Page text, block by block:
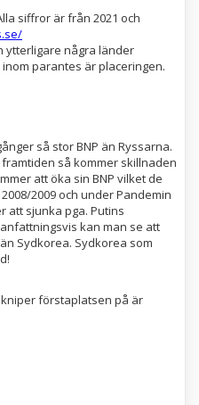
siffror är från 2021 och
ytterligare några länder
parantes är placeringen.
så stor BNP än Ryssarna.
så kommer skillnaden
att öka sin BNP vilket de
2009 och under Pandemin
att sjunka pga. Putins
kan man se att
Sydkorea. Sydkorea som
förstaplatsen på är